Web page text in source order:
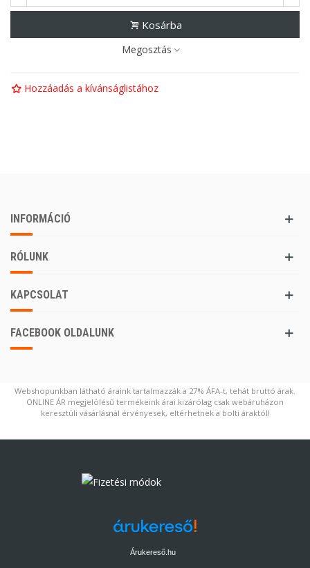
Kosárba
Megosztás
Hozzáadás a kívánságlistához
INFORMÁCIÓ
RÓLUNK
KAPCSOLAT
FACEBOOK OLDALUNK
Webshopunkban látható áraink tartalmazzák a 27% ÁFA-t, tehát bruttó árak.
ONLINE ÁR megjelölésű termékeink árai kizárólag csak webáruházon
keresztüli vásárlásnál érvényesek, eltérhetnek a bolti áraktól!
Árukereső.hu